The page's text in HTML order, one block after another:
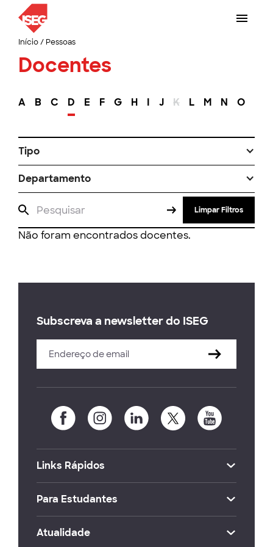
Início/ Pessoas
Docentes
A B C D E F G H I J K L M N O
Tipo
Departamento
Limpar Filtros
Não foram encontrados docentes.
Subscreva a newsletter do ISEG
Links Rápidos
Para Estudantes
Atualidade